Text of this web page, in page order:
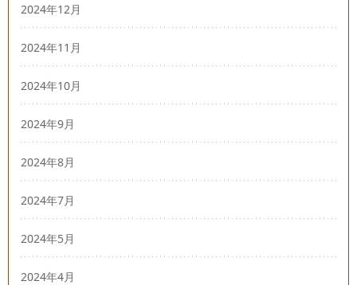
2024年12月
2024年11月
2024年10月
2024年9月
2024年8月
2024年7月
2024年5月
2024年4月